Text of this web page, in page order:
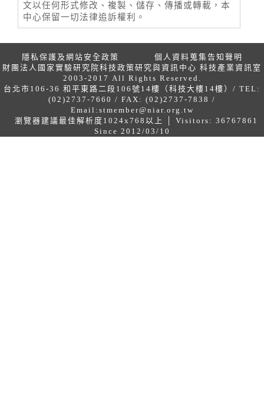
文以任何形式修改、複製、儲存、傳播或轉載，本
中心保留一切法律追訴權利。
隱私保護及網站安全政策
個人資料蒐集告知聲明
財團法人國家實驗研究院科技政策研究與資訊中心 科技產業資訊室
2003-2017 All Rights Reserved.
台北市106-36 和平東路二段106號14樓（科技大樓14樓）/ TEL:
(02)2737-7660 / FAX: (02)2737-7838 /
Email: stmember@niar.org.tw
瀏覽器建議最佳解析度1024x768以上 │ Visitors: 36767861
Since 2012/03/10